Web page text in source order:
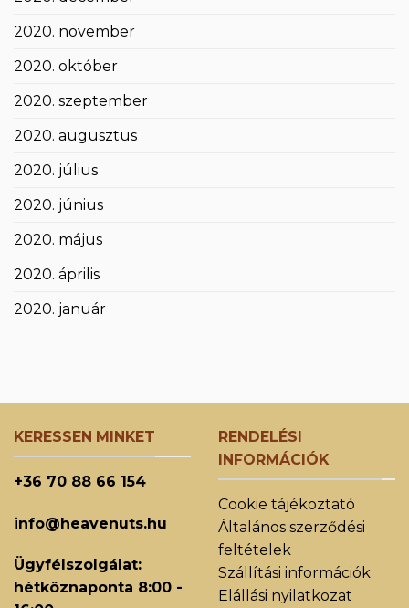
2020. november
2020. október
2020. szeptember
2020. augusztus
2020. július
2020. június
2020. május
2020. április
2020. január
KERESSEN MINKET
+36 70 88 66 154
info@heavenuts.hu
Ügyfélszolgálat:
hétköznaponta 8:00 -
RENDELÉSI
INFORMÁCIÓK
Cookie tájékoztató
Általános szerződési
feltételek
Szállítási információk
Elállási nyilatkozat